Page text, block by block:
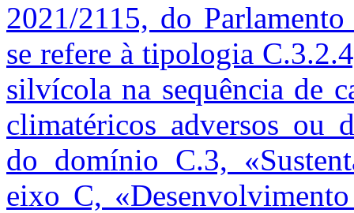
2021/2115, do
se refere à tipologia
silvícola na sequência de
climatéricos adversos ou
do domínio C.3,
eixo C,